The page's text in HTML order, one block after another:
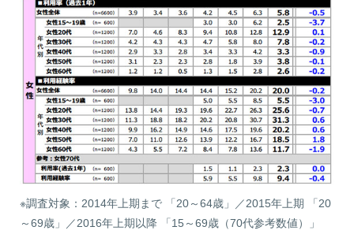
※調査対象：2014年上期まで 「20～64歳」／2015年上期 「20
～69歳」／2016年上期以降 「15～69歳（70代参考数値）」